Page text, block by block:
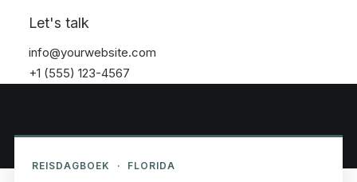
Let's talk
info@yourwebsite.com
+1 (555) 123-4567
REISDAGBOEK · FLORIDA